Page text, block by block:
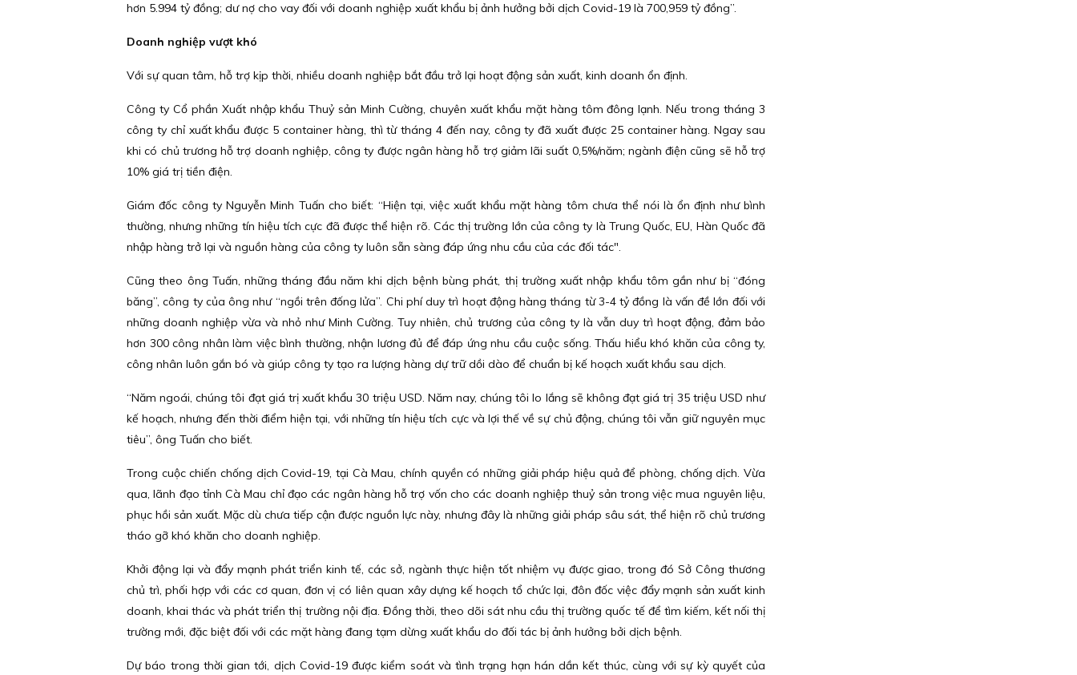
hơn 5.994 tỷ đồng; dư nợ cho vay đối với doanh nghiệp xuất khẩu bị ảnh hưởng bởi dịch Covid-19 là 700,959 tỷ đồng”.
Doanh nghiệp vượt khó
Với sự quan tâm, hỗ trợ kịp thời, nhiều doanh nghiệp bắt đầu trở lại hoạt động sản xuất, kinh doanh ổn định.
Công ty Cổ phần Xuất nhập khẩu Thuỷ sản Minh Cường, chuyên xuất khẩu mặt hàng tôm đông lạnh. Nếu trong tháng 3
công ty chỉ xuất khẩu được 5 container hàng, thì từ tháng 4 đến nay, công ty đã xuất được 25 container hàng. Ngay sau
khi có chủ trương hỗ trợ doanh nghiệp, công ty được ngân hàng hỗ trợ giảm lãi suất 0,5%/năm; ngành điện cũng sẽ hỗ trợ
10% giá trị tiền điện.
Giám đốc công ty Nguyễn Minh Tuấn cho biết: “Hiện tại, việc xuất khẩu mặt hàng tôm chưa thể nói là ổn định như bình
thường, nhưng những tín hiệu tích cực đã được thể hiện rõ. Các thị trường lớn của công ty là Trung Quốc, EU, Hàn Quốc đã
nhập hàng trở lại và nguồn hàng của công ty luôn sẵn sàng đáp ứng nhu cầu của các đối tác".
Cũng theo ông Tuấn, những tháng đầu năm khi dịch bệnh bùng phát, thị trường xuất nhập khẩu tôm gần như bị “đóng
băng”, công ty của ông như “ngồi trên đống lửa”. Chi phí duy trì hoạt động hàng tháng từ 3-4 tỷ đồng là vấn đề lớn đối với
những doanh nghiệp vừa và nhỏ như Minh Cường. Tuy nhiên, chủ trương của công ty là vẫn duy trì hoạt động, đảm bảo
hơn 300 công nhân làm việc bình thường, nhận lương đủ để đáp ứng nhu cầu cuộc sống. Thấu hiểu khó khăn của công ty,
công nhân luôn gắn bó và giúp công ty tạo ra lượng hàng dự trữ dồi dào để chuẩn bị kế hoạch xuất khẩu sau dịch.
“Năm ngoái, chúng tôi đạt giá trị xuất khẩu 30 triệu USD. Năm nay, chúng tôi lo lắng sẽ không đạt giá trị 35 triệu USD như
kế hoạch, nhưng đến thời điểm hiện tại, với những tín hiệu tích cực và lợi thế về sự chủ động, chúng tôi vẫn giữ nguyên mục
tiêu”, ông Tuấn cho biết.
Trong cuộc chiến chống dịch Covid-19, tại Cà Mau, chính quyền có những giải pháp hiệu quả để phòng, chống dịch. Vừa
qua, lãnh đạo tỉnh Cà Mau chỉ đạo các ngân hàng hỗ trợ vốn cho các doanh nghiệp thuỷ sản trong việc mua nguyên liệu,
phục hồi sản xuất. Mặc dù chưa tiếp cận được nguồn lực này, nhưng đây là những giải pháp sâu sát, thể hiện rõ chủ trương
tháo gỡ khó khăn cho doanh nghiệp.
Khởi động lại và đẩy mạnh phát triển kinh tế, các sở, ngành thực hiện tốt nhiệm vụ được giao, trong đó Sở Công thương
chủ trì, phối hợp với các cơ quan, đơn vị có liên quan xây dựng kế hoạch tổ chức lại, đôn đốc việc đẩy mạnh sản xuất kinh
doanh, khai thác và phát triển thị trường nội địa. Đồng thời, theo dõi sát nhu cầu thị trường quốc tế để tìm kiếm, kết nối thị
trường mới, đặc biệt đối với các mặt hàng đang tạm dừng xuất khẩu do đối tác bị ảnh hưởng bởi dịch bệnh.
Dự báo trong thời gian tới, dịch Covid-19 được kiểm soát và tình trạng hạn hán dần kết thúc, cùng với sự kỳ quyết của